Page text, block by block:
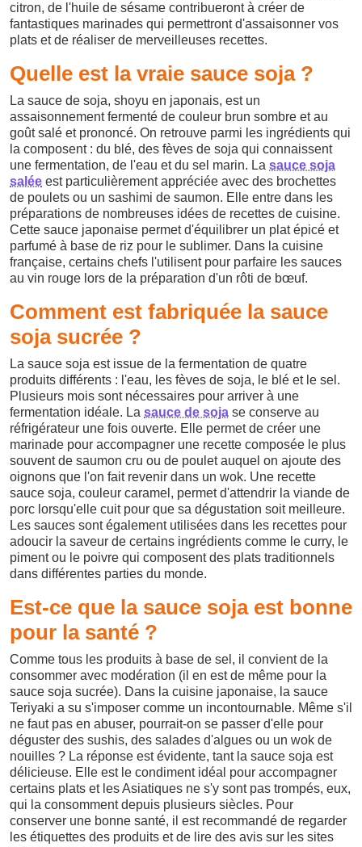
citron, de l'huile de sésame contribueront à créer de
fantastiques marinades qui permettront d'assaisonner vos
plats et de réaliser de merveilleuses recettes.
Quelle est la vraie sauce soja ?
La sauce de soja, shoyu en japonais, est un
assaisonnement fermenté de couleur brun sombre et au
goût salé et prononcé. On retrouve parmi les ingrédients qui
la composent : du blé, des fèves de soja qui connaissent
une fermentation, de l'eau et du sel marin. La sauce soja
salée est particulièrement appréciée avec des brochettes
de poulets ou un sashimi de saumon. Elle entre dans les
préparations de nombreuses idées de recettes de cuisine.
Cette sauce japonaise permet d'équilibrer un plat épicé et
parfumé à base de riz pour le sublimer. Dans la cuisine
française, certains chefs l'utilisent pour parfaire les sauces
au vin rouge lors de la préparation d'un rôti de bœuf.
Comment est fabriquée la sauce
soja sucrée ?
La sauce soja est issue de la fermentation de quatre
produits différents : l'eau, les fèves de soja, le blé et le sel.
Plusieurs mois sont nécessaires pour arriver à une
fermentation idéale. La sauce de soja se conserve au
réfrigérateur une fois ouverte. Elle permet de créer une
marinade pour accompagner une recette composée le plus
souvent de saumon cru ou de poulet auquel on ajoute des
oignons que l'on fait revenir dans un wok. Une recette
sauce soja, couleur caramel, permet d'attendrir la viande de
porc lorsqu'elle cuit pour que sa dégustation soit meilleure.
Les sauces sont également utilisées dans les recettes pour
adoucir la saveur de certains ingrédients comme le curry, le
piment ou le poivre qui composent des plats traditionnels
dans différentes parties du monde.
Est-ce que la sauce soja est bonne
pour la santé ?
Comme tous les produits à base de sel, il convient de la
consommer avec modération (il en est de même pour la
sauce soja sucrée). Dans la cuisine japonaise, la sauce
Teriyaki a su s'imposer comme un incontournable. Même s'il
ne faut pas en abuser, pourrait-on se passer d'elle pour
déguster des sushis, des salades d'algues ou un wok de
nouilles ? La réponse est évidente, tant la sauce soja est
délicieuse. Elle est le condiment idéal pour accompagner
certains plats et les Asiatiques ne s'y sont pas trompés, eux,
qui la consomment depuis plusieurs siècles. Pour
conserver une bonne santé, il est recommandé de regarder
les étiquettes des produits et de lire des avis sur les sites